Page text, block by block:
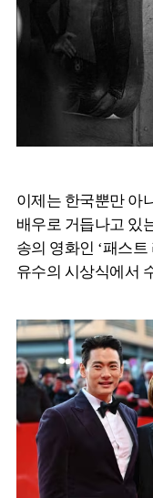
이제는 한국뿐만 아
배우로 거듭나고 있
송의 영화인 ‘패스
유수의 시상식에서